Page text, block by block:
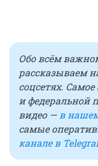
Обо всём
рассказываем
соцсетях.
и федеральной
видео — в
самые
канале в